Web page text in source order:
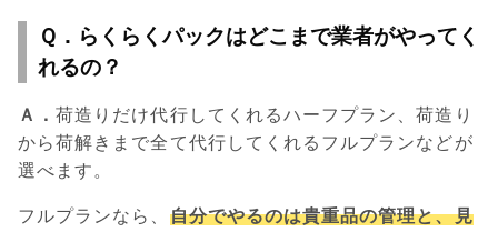
Ｑ．らくらくパックはどこまで業者がやってく
れるの？
Ａ．荷造りだけ代行してくれるハーフプラン、荷造り
から荷解きまで全て代行してくれるフルプランなどが
選べます。
フルプランなら、 自分でやるのは貴重品の管理と、見